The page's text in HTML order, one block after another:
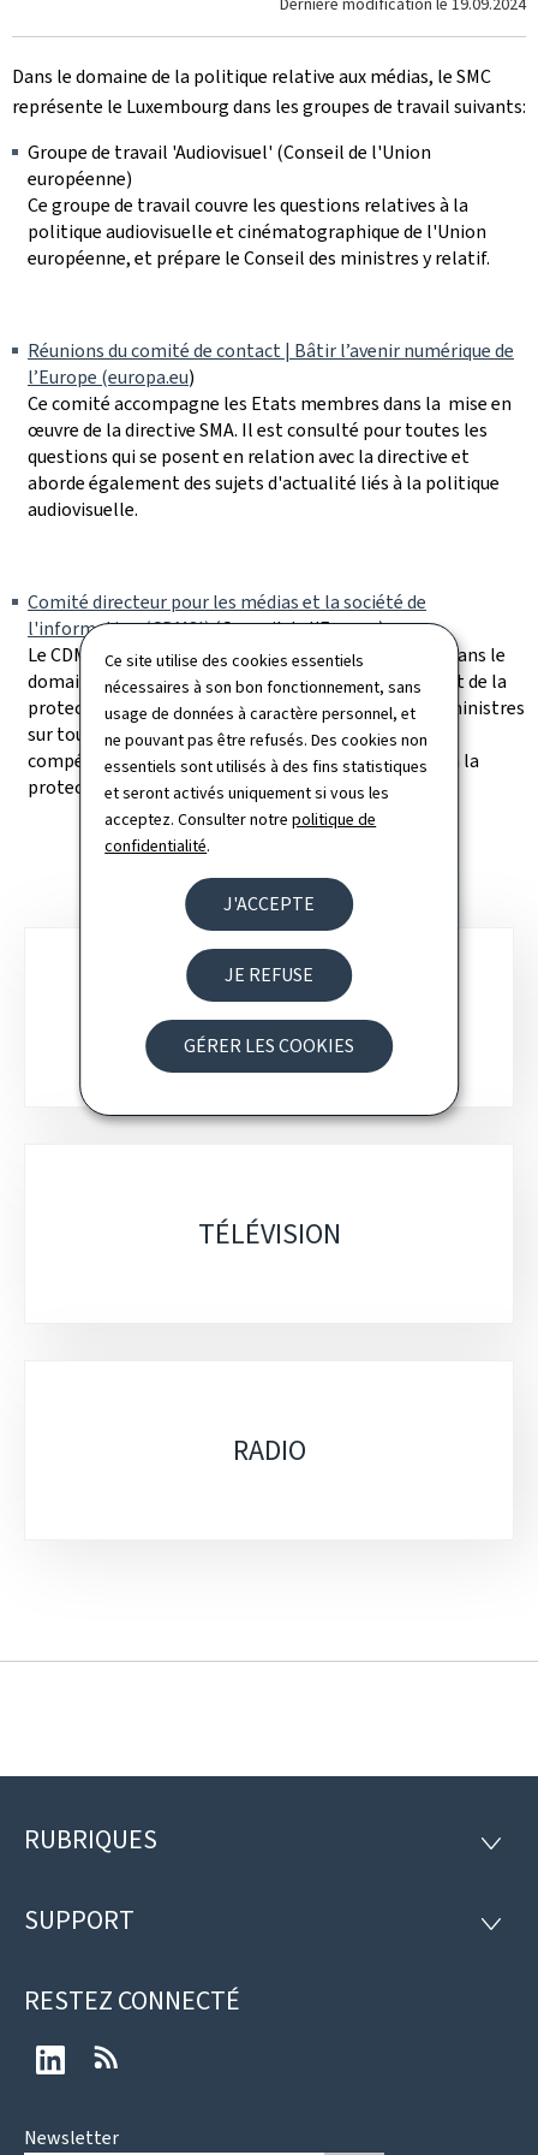
Ce site utilise des cookies essentiels
nécessaires à son bon fonctionnement, sans
usage de données à caractère personnel, et
ne pouvant pas être refusés. Des cookies non
essentiels sont utilisés à des fins statistiques
et seront activés uniquement si vous les
acceptez. Consulter notrepolitique de
confidentialité.
J'ACCEPTE
JE REFUSE
GÉRER LES COOKIES
Dans le domaine de la politique relative aux médias, le SMC
représente le Luxembourg dans les groupes de travail suivants:
Groupe de travail 'Audiovisuel' (Conseil de l'Union
européenne)
Ce groupe de travail couvre les questions relatives à la
politique audiovisuelle et cinématographique de l'Union
européenne, et prépare le Conseil des ministres y relatif.
Réunions du comité de contact | Bâtir l’avenir numérique de
l’Europe (europa.eu)
Ce comité accompagne les Etats membres dans la mise en
œuvre de la directive SMA. Il est consulté pour toutes les
questions qui se posent en relation avec la directive et
aborde également des sujets d'actualité liés à la politique
audiovisuelle.
Comité directeur pour les médias et la société de
l'information (CDMSI)(Conseil de l'Europe)
Le CDMSI supervise le travail du Conseil de l'Europe dans le
domaine des médias, de la société de l'information et de la
protection des données, et conseille le Comité des ministres
sur toutes les questions relevant de son domaine de
compétence, en s'attachant tout particulièrement à la
protection et à la promotion des droits de l'homme.
PRESSE
TÉLÉVISION
RADIO
Pied
page
RUBRIQUES
SUPPORT
RESTEZ CONNECTÉ
LinkedIn
Newsletter